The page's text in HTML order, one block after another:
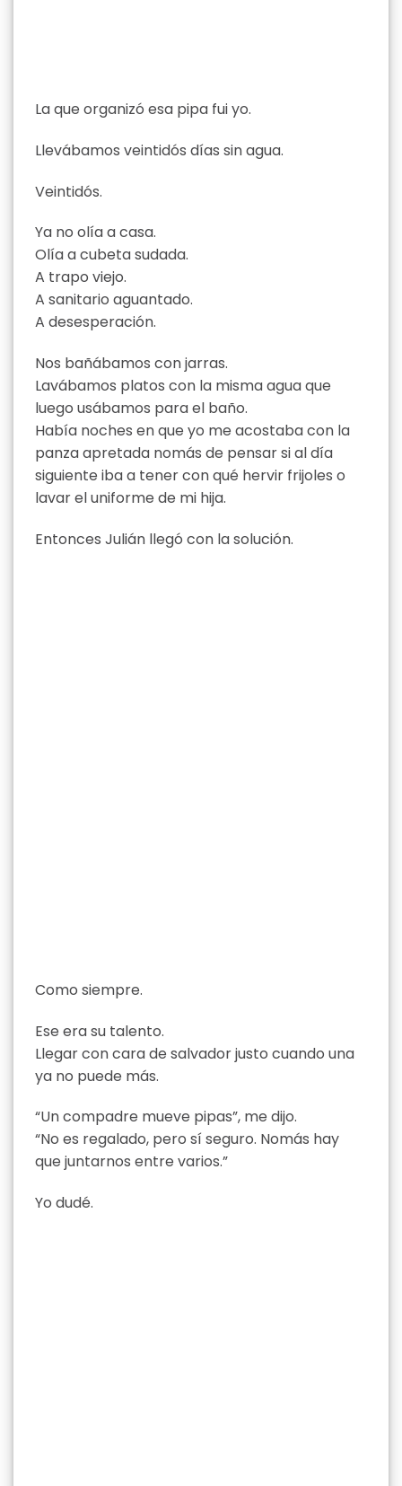
La que organizó esa pipa fui yo.
Llevábamos veintidós días sin agua.
Veintidós.
Ya no olía a casa.
Olía a cubeta sudada.
A trapo viejo.
A sanitario aguantado.
A desesperación.
Nos bañábamos con jarras.
Lavábamos platos con la misma agua que
luego usábamos para el baño.
Había noches en que yo me acostaba con la
panza apretada nomás de pensar si al día
siguiente iba a tener con qué hervir frijoles o
lavar el uniforme de mi hija.
Entonces Julián llegó con la solución.
Como siempre.
Ese era su talento.
Llegar con cara de salvador justo cuando una
ya no puede más.
“Un compadre mueve pipas”, me dijo.
“No es regalado, pero sí seguro. Nomás hay
que juntarnos entre varios.”
Yo dudé.